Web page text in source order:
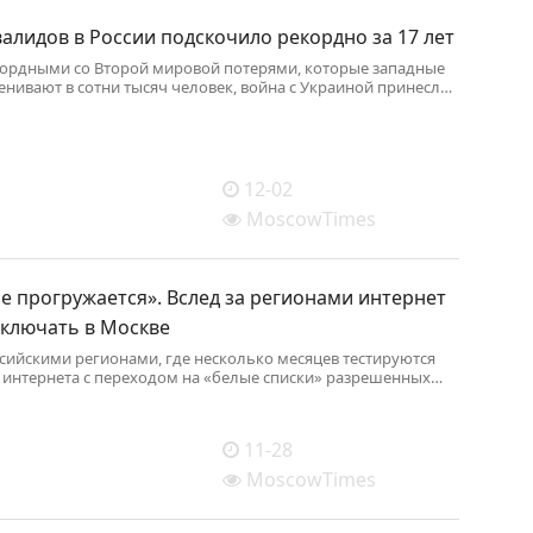
в России подскочило рекордно за 17 лет
со Второй мировой потерями, которые западные
в сотни тысяч человек, война с Украиной принесла
статистической системе Росстата (ЕМИСС).
12-02
MoscowTimes
прогружается». Вслед за регионами интернет
в Москве
регионами, где несколько месяцев тестируются
с переходом на «белые списки» разрешенных
«Сбой.рф», Москва вышла в топ по количеству жалоб
интернет у всех мобильных операторов.
11-28
MoscowTimes